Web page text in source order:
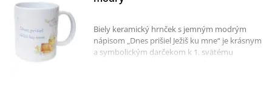
Biely keramický hrnček s jemným modrým
nápisom „Dnes prišiel Ježiš ku mne“ je krásnym
a symbolickým darčekom k 1. svätému